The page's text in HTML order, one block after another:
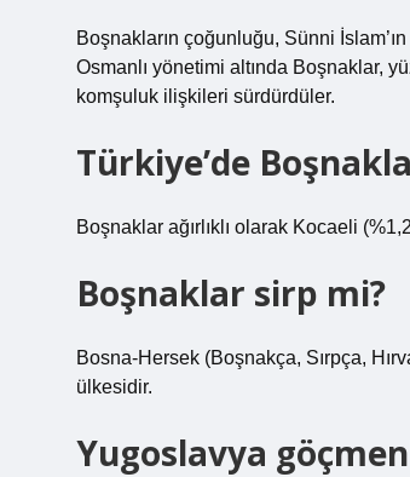
Boşnakların çoğunluğu, Sünni
Osmanlı yönetimi altında Boşnaklar,
komşuluk ilişkileri sürdürdüler.
Türkiye’de
Boşnaklar ağırlıklı olarak Kocaeli
Boşnaklar sirp mi?
Bosna-Hersek (Boşnakça, Sırpça,
ülkesidir.
Yugoslavya